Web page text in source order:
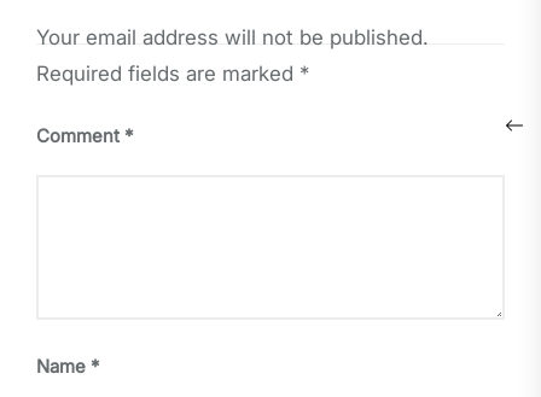
Your email address will not be published.
Required fields are marked *
Comment *
Name *
navigation